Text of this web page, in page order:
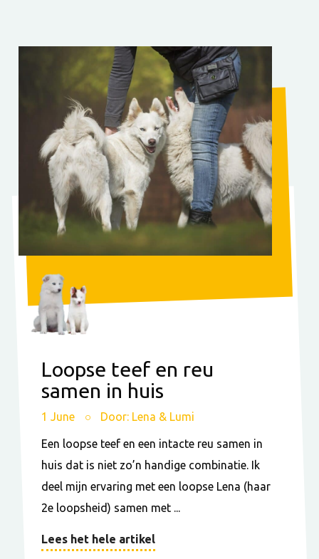
Loopse teef en reu
samen in huis
1 June Door: Lena & Lumi
Een loopse teef en een intacte reu samen in
huis dat is niet zo’n handige combinatie. Ik
deel mijn ervaring met een loopse Lena (haar
2e loopsheid) samen met ...
Lees het hele artikel